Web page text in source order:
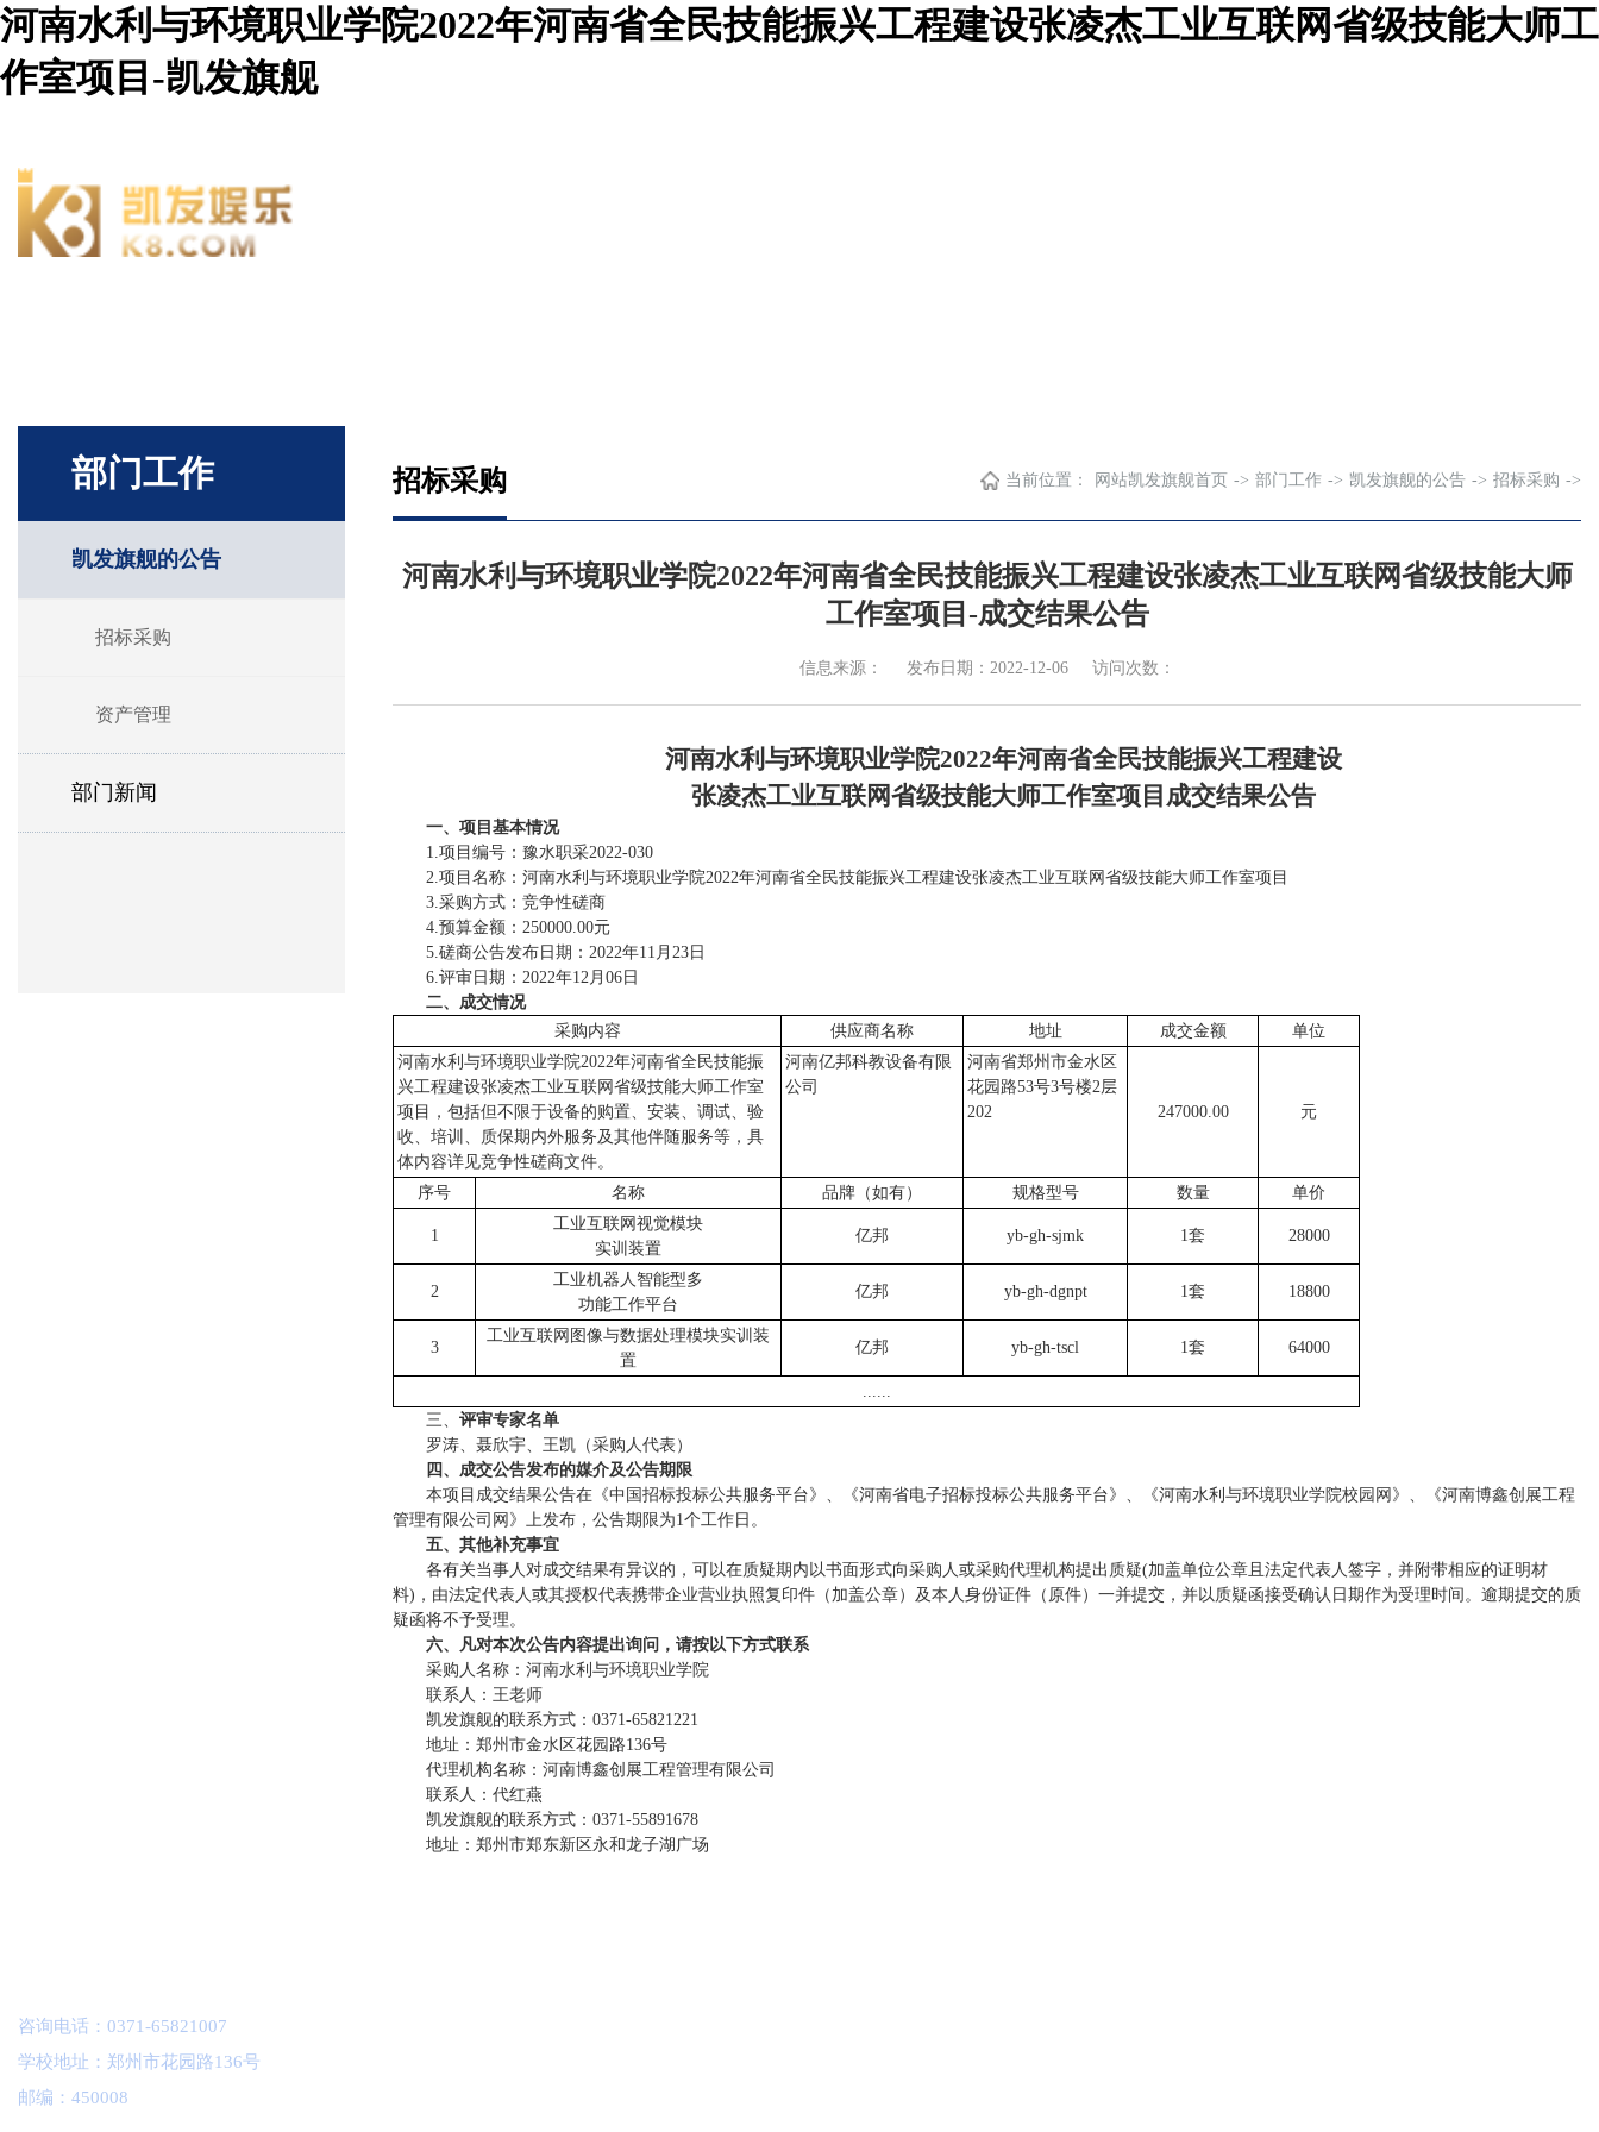
河南水利与环境职业学院2022年河南省全民技能振兴工程建设张凌杰工业互联网省级技能大师工
作室项目-凯发旗舰
部门工作
凯发旗舰的公告
招标采购
资产管理
部门新闻
招标采购 当前位置： 网站凯发旗舰首页 -> 部门工作 -> 凯发旗舰的公告 -> 招标采购 ->
河南水利与环境职业学院2022年河南省全民技能振兴工程建设张凌杰工业互联网省级技能大师
工作室项目-成交结果公告
信息来源： 发布日期：2022-12-06 访问次数：
河南水利与环境职业学院2022年河南省全民技能振兴工程建设
张凌杰工业互联网省级技能大师工作室项目 成交结果公告
一、项目基本情况
1.项目编号：豫水职采2022-030
2.项目名称：河南水利与环境职业学院2022年河南省全民技能振兴工程建设张凌杰工业互联网省级技能大师工作室项目
3.采购方式：竞争性磋商
4.预算金额：250000.00元
5.磋商公告发布日期：2022年11月23日
6.评审日期：2022年12月06日
二、成交情况
采购内容
供应商名称 地址 成交金额
单位
河南水利与环境职业学院2022年河南省全民技能振
兴工程建设张凌杰工业互联网省级技能大师工作室
项目，包括但不限于设备的购置、安装、调试、验
收、培训、质保期内外服务及其他伴随服务等，具
体内容详见竞争性磋商文件。
河南亿邦科教设备有限
公司
河南省郑州市金水区
花园路53号3号楼2层
202
247000.00 元
序号 名称 品牌（如有） 规格型号 数量 单价
1
工业互联网视觉模块
实训装置
亿邦 yb-gh-sjmk 1套 28000
2
工业机器人智能型多
功能工作平台
亿邦 yb-gh-dgnpt 1套 18800
3
工业互联网图像与数据处理模块实训装
置
亿邦 yb-gh-tscl 1套 64000
......
三、 评审专家名单
罗涛、聂欣宇、王凯（采购人代表）
四、成交公告发布的媒介及公告期限
本项目成交结果公告在《中国招标投标公共服务平台》、《河南省电子招标投标公共服务平台》、《河南水利与环境职业学院校园网》、《河南博鑫创展工程
管理有限公司网》上发布，公告期限为1个工作日。
五、其他补充事宜
各有关当事人对成交结果有异议的，可以在质疑期内以书面形式向采购人或采购代理机构提出质疑(加盖单位公章且法定代表人签字，并附带相应的证明材
料)，由法定代表人或其授权代表携带企业营业执照复印件（加盖公章）及本人身份证件（原件）一并提交，并以质疑函接受确认日期作为受理时间。逾期提交的质
疑函将不予受理。
六、凡对本次公告内容提出询问，请按以下方式联系
采购人名称：河南水利与环境职业学院
联系人：王老师
凯发旗舰的联系方式：0371-65821221
地址：郑州市金水区花园路136号
代理机构名称：河南博鑫创展工程管理有限公司
联系人：代红燕
凯发旗舰的联系方式：0371-55891678
地址：郑州市郑东新区永和龙子湖广场
咨询电话：0371-65821007
学校地址：郑州市花园路136号
邮编：450008